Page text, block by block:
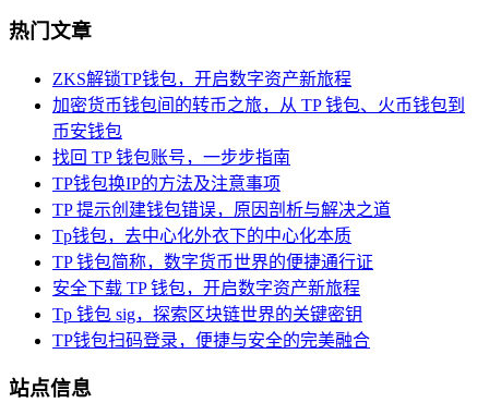
热门文章
ZKS解锁TP钱包，开启数字资产新旅程
加密货币钱包间的转币之旅，从 TP 钱包、火币钱包到
币安钱包
找回 TP 钱包账号，一步步指南
TP钱包换IP的方法及注意事项
TP 提示创建钱包错误，原因剖析与解决之道
Tp钱包，去中心化外衣下的中心化本质
TP 钱包简称，数字货币世界的便捷通行证
安全下载 TP 钱包，开启数字资产新旅程
Tp 钱包 sig，探索区块链世界的关键密钥
TP钱包扫码登录，便捷与安全的完美融合
站点信息